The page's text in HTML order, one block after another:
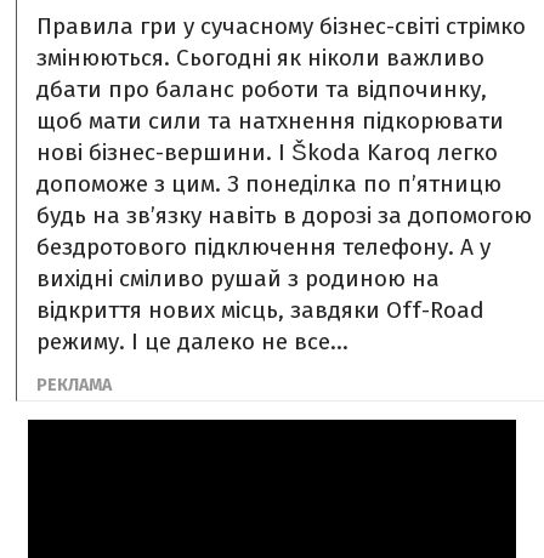
Правила гри у сучасному бізнес-світі стрімко
змінюються. Сьогодні як ніколи важливо
дбати про баланс роботи та відпочинку,
щоб мати сили та натхнення підкорювати
нові бізнес-вершини. І Škoda Karoq легко
допоможе з цим. З понеділка по п’ятницю
будь на зв’язку навіть в дорозі за допомогою
бездротового підключення телефону. А у
вихідні сміливо рушай з родиною на
відкриття нових місць, завдяки Off-Road
режиму. І це далеко не все…